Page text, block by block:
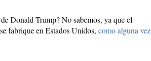
Donald Trump? No sabemos, ya que el
fabrique en Estados Unidos, como alguna vez